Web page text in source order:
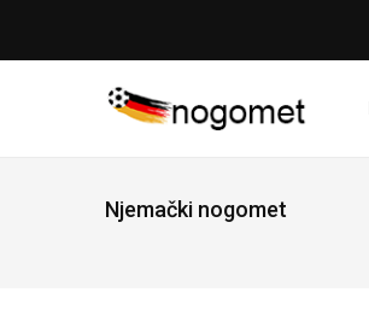
Njemački nogomet